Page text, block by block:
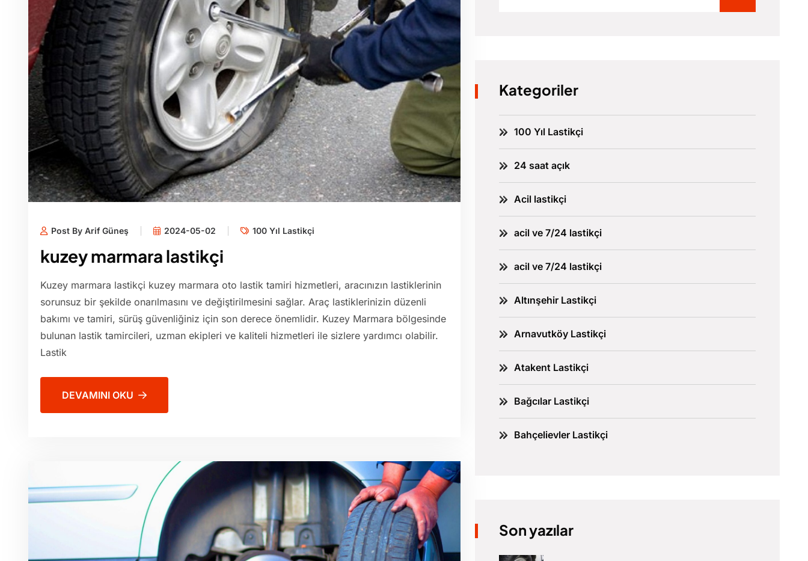
Post By Arif Güneş 2024-05-02 100 Yıl Lastikçi
kuzey marmara lastikçi
Kuzey marmara lastikçi kuzey marmara oto lastik tamiri hizmetleri, aracınızın lastiklerinin
sorunsuz bir şekilde onarılmasını ve değiştirilmesini sağlar. Araç lastiklerinizin düzenli
bakımı ve tamiri, sürüş güvenliğiniz için son derece önemlidir. Kuzey Marmara bölgesinde
bulunan lastik tamircileri, uzman ekipleri ve kaliteli hizmetleri ile sizlere yardımcı olabilir.
Lastik
DEVAMINI OKU
Kategoriler
100 Yıl Lastikçi
24 saat açık
Acil lastikçi
acil ve 7/24 lastikçi
acil ve 7/24 lastikçi
Altınşehir Lastikçi
Arnavutköy Lastikçi
Atakent Lastikçi
Bağcılar Lastikçi
Bahçelievler Lastikçi
Son yazılar